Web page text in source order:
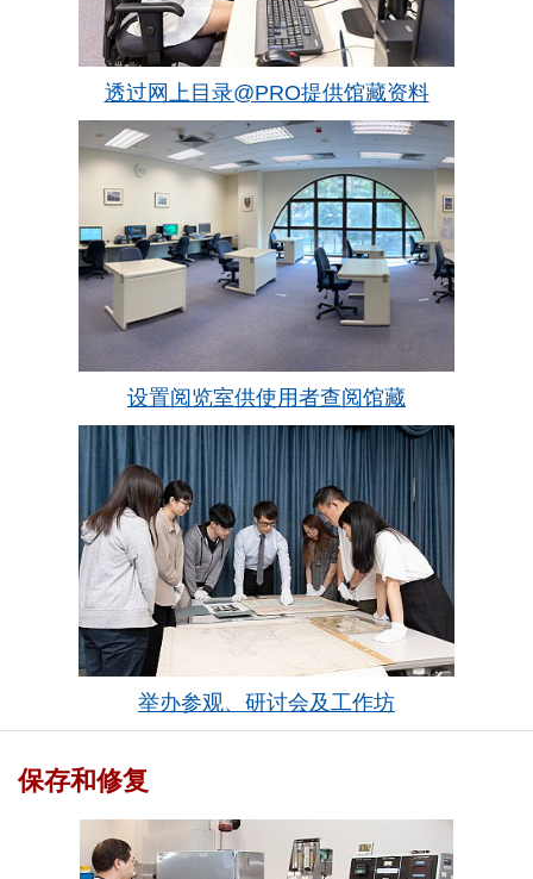
透过网上目录@PRO提供馆藏资料
设置阅览室供使用者查阅馆藏
举办参观、研讨会及工作坊
保存和修复